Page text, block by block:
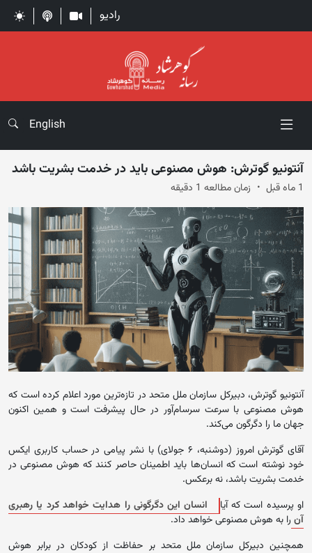
رادیو
English
آنتونیو گوترش: هوش مصنوعی باید در خدمت بشریت باشد
1 ماه قبل زمان مطالعه 1 دقیقه
آنتونیو گوترش، دبیرکل سازمان ملل متحد در تازه‌ترین مورد اعلام کرده است که
هوش مصنوعی با سرعت سرسام‌آور در حال پیشرفت است و همین اکنون
جهان ما را دگرگون می‌کند.
آقای گوترش امروز (دوشنبه، ۶ جولای) با نشر پیامی در حساب کاربری ایکس
خود نوشته است که انسان‌ها باید اطمینان حاصر کنند که هوش مصنوعی در
خدمت بشریت باشد، نه برعکس.
او پرسیده است که آیا
انسان این دگرگونی را هدایت خواهد کرد یا رهبری
آن را به هوش مصنوعی خواهد داد.
همچنین دبیرکل سازمان ملل متحد بر حفاظت از کودکان در برابر هوش